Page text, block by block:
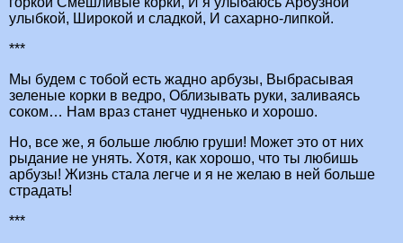
улыбкой, Широкой и сладкой, И сахарно-липкой.
***
Мы будем с тобой есть жадно арбузы, Выбрасывая
зеленые корки в ведро, Облизывать руки, заливаясь
соком… Нам враз станет чудненько и хорошо.
Но, все же, я больше люблю груши! Может это от них
рыдание не унять. Хотя, как хорошо, что ты любишь
арбузы! Жизнь стала легче и я не желаю в ней больше
страдать!
***